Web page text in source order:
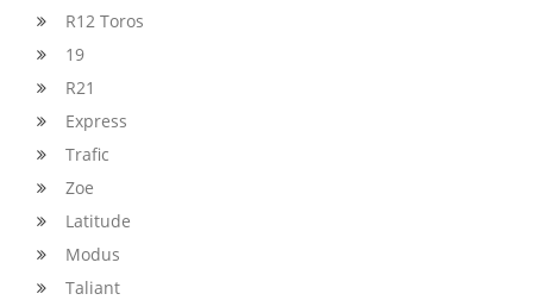
R12 Toros
19
R21
Express
Trafic
Zoe
Latitude
Modus
Taliant